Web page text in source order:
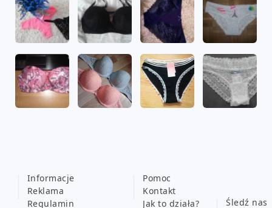
Informacje
Reklama
Regulamin
Pomoc
Kontakt
Jak to działa?
Śledź nas